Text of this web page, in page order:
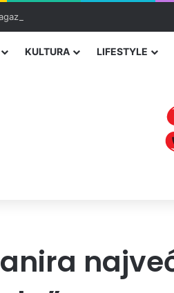
i Kojović traže poseban
KULTURA LIFESTYLE